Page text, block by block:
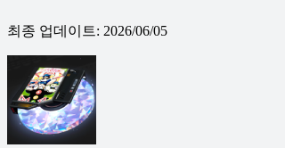
최종 업데이트: 2026/06/05